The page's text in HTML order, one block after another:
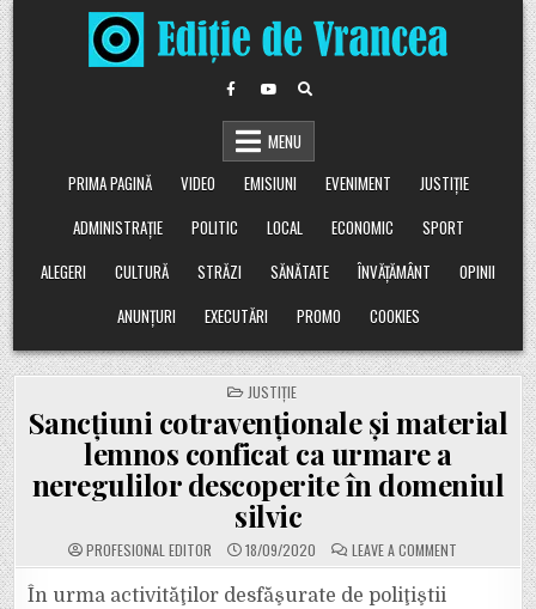
Skip
to
content
MENU
PRIMA PAGINĂ
VIDEO EMISIUNI EVENIMENT
JUSTIȚIE
ADMINISTRAȚIE
POLITIC LOCAL ECONOMIC
SPORT
ALEGERI
CULTURĂ STRĂZI SĂNĂTATE ÎNVĂȚĂMÂNT
OPINII
ANUNȚURI
EXECUTĂRI PROMO COOKIES
POSTED
IN
JUSTIȚIE
Sancțiuni cotravenționale și material
lemnos conficat ca urmare a
neregulilor descoperite în domeniul
silvic
PROFESIONAL EDITOR 18/09/2020 LEAVE A COMMENTON
SANCȚIUNI
În urma activităţilor desfăşurate de poliţiştii